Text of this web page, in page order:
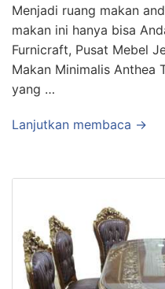
Menjadi ruang makan
makan ini hanya bisa
Furnicraft, Pusat Mebel
Makan Minimalis Anthea
yang …
Lanjutkan membaca →